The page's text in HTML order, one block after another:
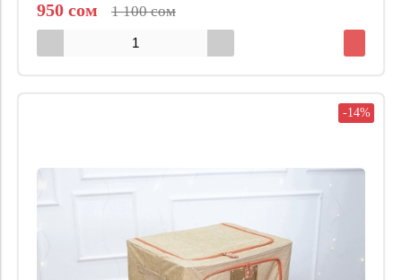
950 сом 1 100 сом
-14%